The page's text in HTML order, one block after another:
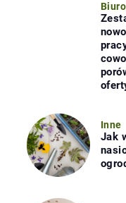
Biuro
Inne
Jak